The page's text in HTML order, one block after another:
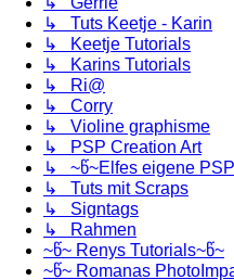
↳ Tuts Keetje - Karin
↳ Keetje Tutorials
↳ Karins Tutorials
↳ Ri@
↳ Corry
↳ Violine graphisme
↳ PSP Creation Art
↳ ~წ~Elfes eigene
↳ Tuts mit Scraps
↳ Signtags
↳ Rahmen
~წ~ Renys Tutorials~წ~
~წ~ Romanas